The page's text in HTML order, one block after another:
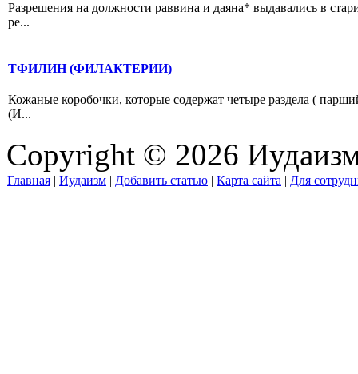
Разрешения на должности раввина и даяна* выдавались в
ре...
ТФИЛИН (ФИЛАКТЕРИИ)
Кожаные коробочки, которые содержат четыре раздела (
(И...
Copyright © 2026
Главная | Иудаизм | Добавить статью | Карта сайта | Для